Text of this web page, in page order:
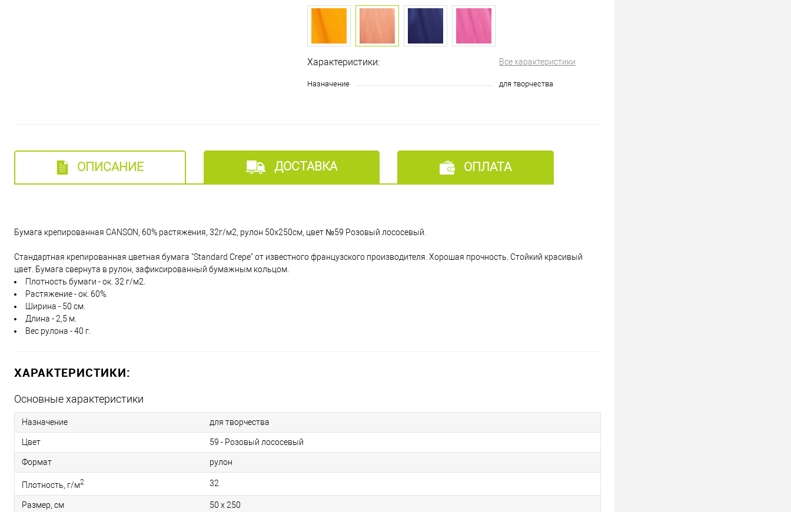
Характеристики: Все характеристики
Назначение для творчества
ОПИСАНИЕ ДОСТАВКА ОПЛАТА
Бумага крепированная CANSON, 60% растяжения, 32г/м2, рулон 50х250см, цвет №59 Розовый лососевый.
Стандартная крепированная цветная бумага "Standard Crepe" от известного французского производителя. Хорошая прочность. Стойкий красивый
цвет. Бумага свернута в рулон, зафиксированный бумажным кольцом.
Плотность бумаги - ок. 32 г/м2.
Растяжение - ок. 60%.
Ширина - 50 см.
Длина - 2,5 м.
Вес рулона - 40 г.
ХАРАКТЕРИСТИКИ:
Основные характеристики
Назначение для творчества
Цвет 59 - Розовый лососевый
Формат рулон
Плотность, г/м2 32
Размер, см 50 x 250